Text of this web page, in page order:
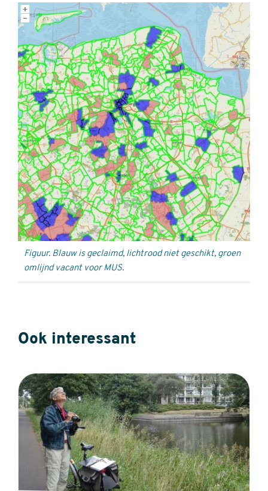
Figuur. Blauw is geclaimd, lichtrood niet geschikt, groen
omlijnd vacant voor MUS.
Ook interessant